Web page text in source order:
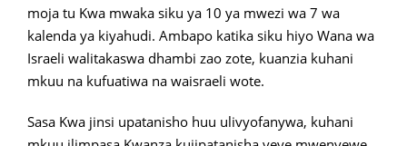
moja tu Kwa mwaka siku ya 10 ya mwezi wa 7 wa
kalenda ya kiyahudi. Ambapo katika siku hiyo Wana wa
Israeli walitakaswa dhambi zao zote, kuanzia kuhani
mkuu na kufuatiwa na waisraeli wote.
Sasa Kwa jinsi upatanisho huu ulivyofanywa, kuhani